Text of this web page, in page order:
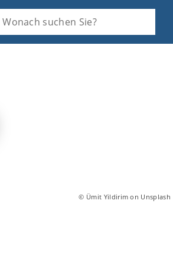
© Ümit Yildirim on Unsplash